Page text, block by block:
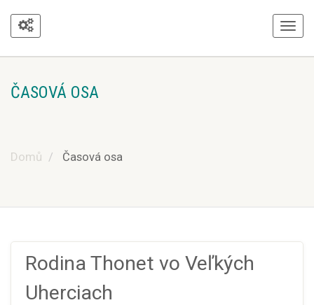
ČASOVÁ OSA
Domů Časová osa
Rodina Thonet vo Veľkých
Uherciach